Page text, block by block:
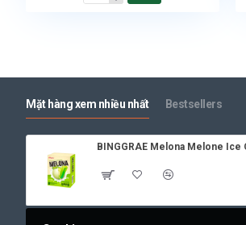
Mặt hàng xem nhiều nhất Bestsellers